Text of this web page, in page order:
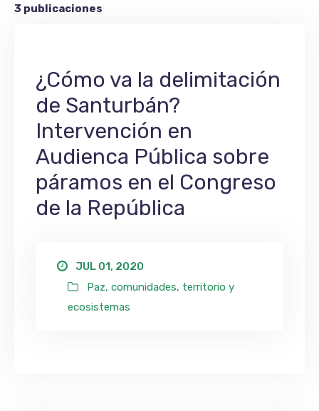
3 publicaciones
¿Cómo va la delimitación
de Santurbán?
Intervención en
Audienca Pública sobre
páramos en el Congreso
de la República
JUL 01, 2020
Paz, comunidades, territorio y
ecosistemas